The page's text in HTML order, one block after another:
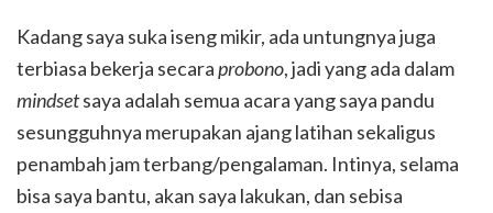
Kadang saya suka iseng mikir, ada untungnya juga
terbiasa bekerja secaraprobono, jadi yang ada dalam
mindsetsaya adalah semua acara yang saya pandu
sesungguhnya merupakan ajang latihan sekaligus
penambah jam terbang/pengalaman. Intinya, selama
bisa saya bantu, akan saya lakukan, dan sebisa